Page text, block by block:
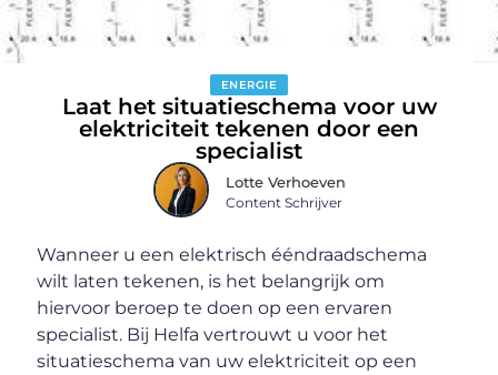
ENERGIE
Laat het situatieschema voor uw
elektriciteit tekenen door een
specialist
Lotte Verhoeven
Content Schrijver
Wanneer u een elektrisch ééndraadschema
wilt laten tekenen, is het belangrijk om
hiervoor beroep te doen op een ervaren
specialist. Bij Helfa vertrouwt u voor het
situatieschema van uw elektriciteit op een